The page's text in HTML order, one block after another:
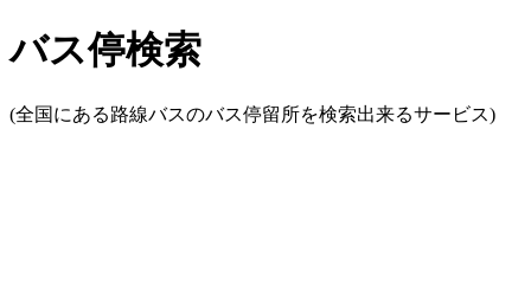
バス停検索
(全国にある路線バスのバス停留所を検索出来るサービス)